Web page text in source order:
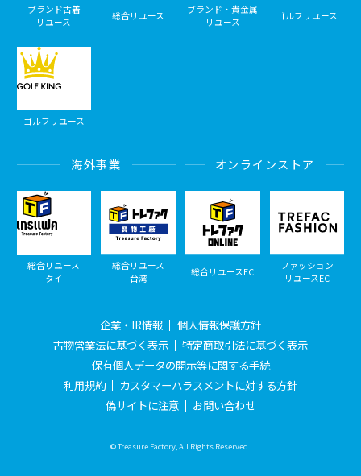
ブランド古着
リユース
総合リユース
ブランド・貴金属
リユース
ゴルフリユース
ゴルフリユース
海外事業
総合リユース
タイ
総合リユース
台湾
オンラインストア
総合リユースEC
ファッション
リユースEC
企業・IR情報
個人情報保護方針
古物営業法に基づく表示
特定商取引法に基づく表示
保有個人データの開示等に関する手続
利用規約
カスタマーハラスメントに対する方針
偽サイトに注意
お問い合わせ
© Treasure Factory, All Rights Reserved.